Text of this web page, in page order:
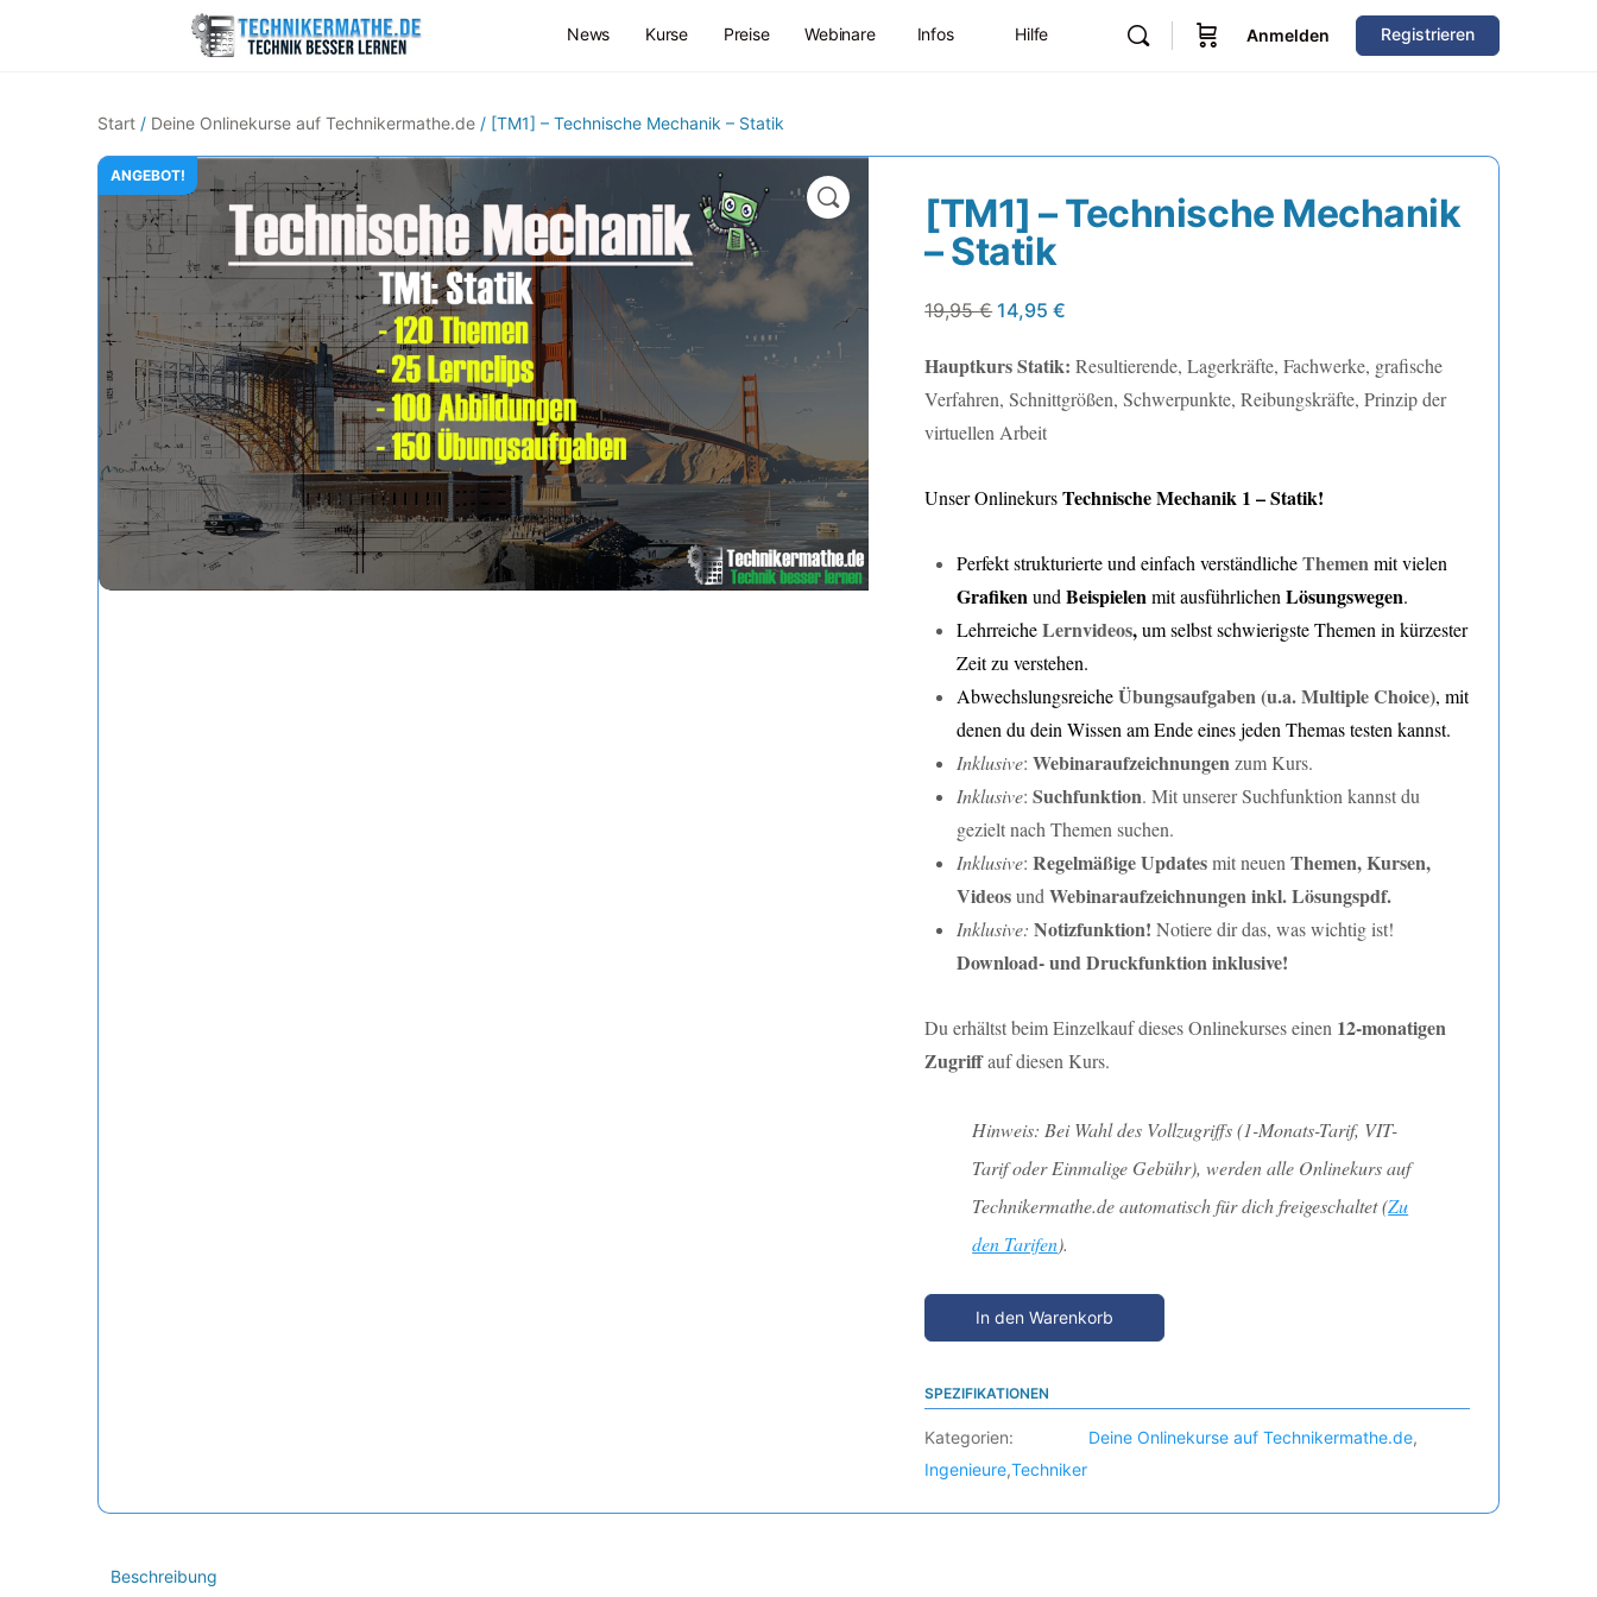
News Kurse Preise Webinare Infos Hilfe Anmelden Registrieren
Start / Deine Onlinekurse auf Technikermathe.de / [TM1] – Technische Mechanik – Statik
ANGEBOT!
🔍
[TM1] – Technische Mechanik
– Statik
19,95€ 14,95€
Hauptkurs Statik: Resultierende, Lagerkräfte, Fachwerke, grafische
Verfahren, Schnittgrößen, Schwerpunkte, Reibungskräfte, Prinzip der
virtuellen Arbeit
Unser OnlinekursTechnische Mechanik 1 – Statik!
Perfekt strukturierte und einfach verständlicheThemenmit vielen
GrafikenundBeispielenmit ausführlichenLösungswegen.
LehrreicheLernvideos,um selbst schwierigste Themen in kürzester
Zeit zu verstehen.
AbwechslungsreicheÜbungsaufgaben(u.a. Multiple Choice), mit
denen du dein Wissen am Ende eines jeden Themas testen kannst.
Inklusive:Webinaraufzeichnungenzum Kurs.
Inklusive:Suchfunktion. Mit unserer Suchfunktion kannst du
gezielt nach Themen suchen.
Inklusive:Regelmäßige Updatesmit neuen Themen, Kursen,
VideosundWebinaraufzeichnungen inkl. Lösungspdf.
Inklusive: Notizfunktion!Notiere dir das, was wichtig ist!
Download- und Druckfunktion inklusive!
Du erhältst beim Einzelkauf dieses Onlinekurses einen 12-monatigen
Zugriffauf diesen Kurs.
Hinweis: Bei Wahl des Vollzugriffs(1-Monats-Tarif, VIT-
Tarif oder Einmalige Gebühr), werdenalle Onlinekursauf
Technikermathe.de automatisch für dich freigeschaltet (Zu
den Tarifen).
In den Warenkorb
SPEZIFIKATIONEN
Kategorien: Deine Onlinekurse auf Technikermathe.de,
Ingenieure,Techniker
Beschreibung